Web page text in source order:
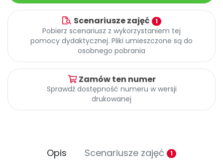
Archiwalne numery
Pomoc
Promocje Scenariusze zajęć 1
Pobierz scenariusz z wykorzystaniem tej
pomocy dydaktycznej. Pliki umieszczone są do
osobnego pobrania
Zamów ten numer
Sprawdź dostępność numeru w wersji
drukowanej
Opis Scenariusze zajęć 1